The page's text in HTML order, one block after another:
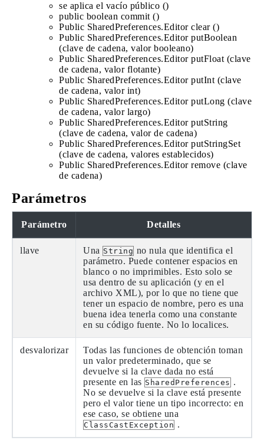
se aplica el vacío público ()
public boolean commit ()
Public SharedPreferences.Editor clear ()
Public SharedPreferences.Editor putBoolean
(clave de cadena, valor booleano)
Public SharedPreferences.Editor putFloat (clave
de cadena, valor flotante)
Public SharedPreferences.Editor putInt (clave
de cadena, valor int)
Public SharedPreferences.Editor putLong (clave
de cadena, valor largo)
Public SharedPreferences.Editor putString
(clave de cadena, valor de cadena)
Public SharedPreferences.Editor putStringSet
(clave de cadena, valores establecidos)
Public SharedPreferences.Editor remove (clave
de cadena)
Parámetros
Parámetro Detalles
llave Una String no nula que identifica el
parámetro. Puede contener espacios en
blanco o no imprimibles. Esto solo se
usa dentro de su aplicación (y en el
archivo XML), por lo que no tiene que
tener un espacio de nombre, pero es una
buena idea tenerla como una constante
en su código fuente. No lo localices.
desvalorizar
Todas las funciones de obtención toman
un valor predeterminado, que se
devuelve si la clave dada no está
presente en las SharedPreferences .
No se devuelve si la clave está presente
pero el valor tiene un tipo incorrecto: en
ese caso, se obtiene una
ClassCastException .